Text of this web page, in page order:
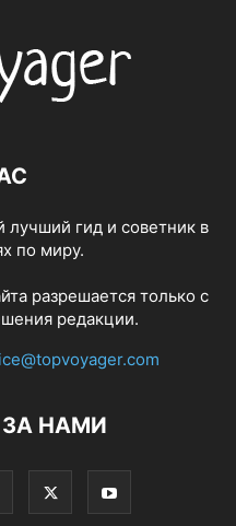
гид и советник в
по миру.
разрешается только с
редакции.
НАМИ